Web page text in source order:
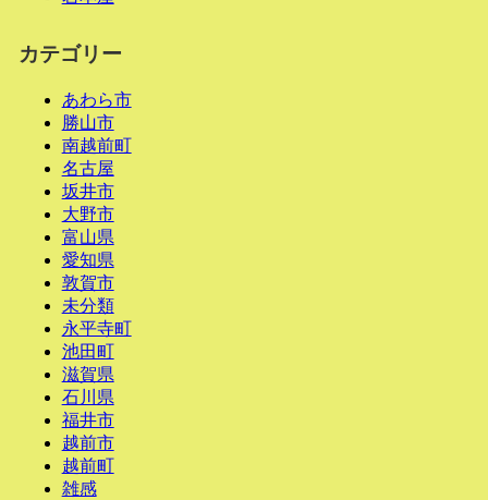
カテゴリー
あわら市
勝山市
南越前町
名古屋
坂井市
大野市
富山県
愛知県
敦賀市
未分類
永平寺町
池田町
滋賀県
石川県
福井市
越前市
越前町
雑感